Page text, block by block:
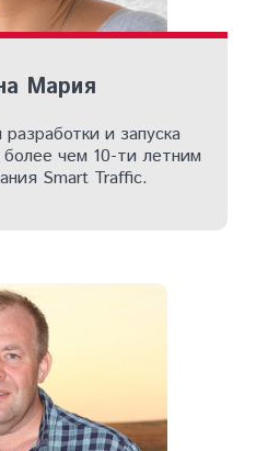
Мария
и запуска
чем 10-ти летним
Smart Traffic.